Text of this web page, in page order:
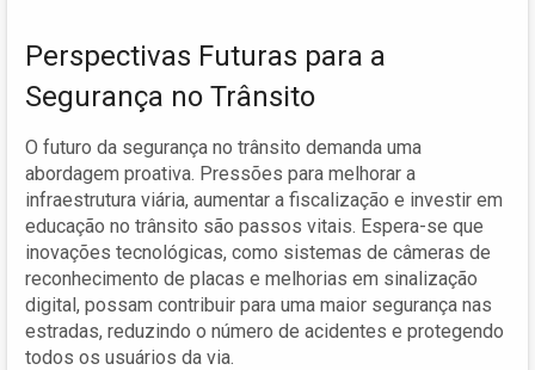
Perspectivas Futuras para a
Segurança no Trânsito
O futuro da segurança no trânsito demanda uma
abordagem proativa. Pressões para melhorar a
infraestrutura viária, aumentar a fiscalização e investir em
educação no trânsito são passos vitais. Espera-se que
inovações tecnológicas, como sistemas de câmeras de
reconhecimento de placas e melhorias em sinalização
digital, possam contribuir para uma maior segurança nas
estradas, reduzindo o número de acidentes e protegendo
todos os usuários da via.